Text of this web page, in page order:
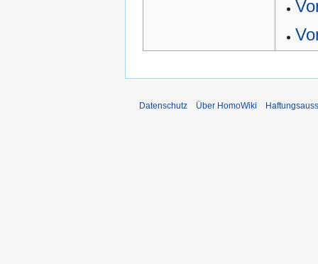
Datenschutz Über HomoWiki